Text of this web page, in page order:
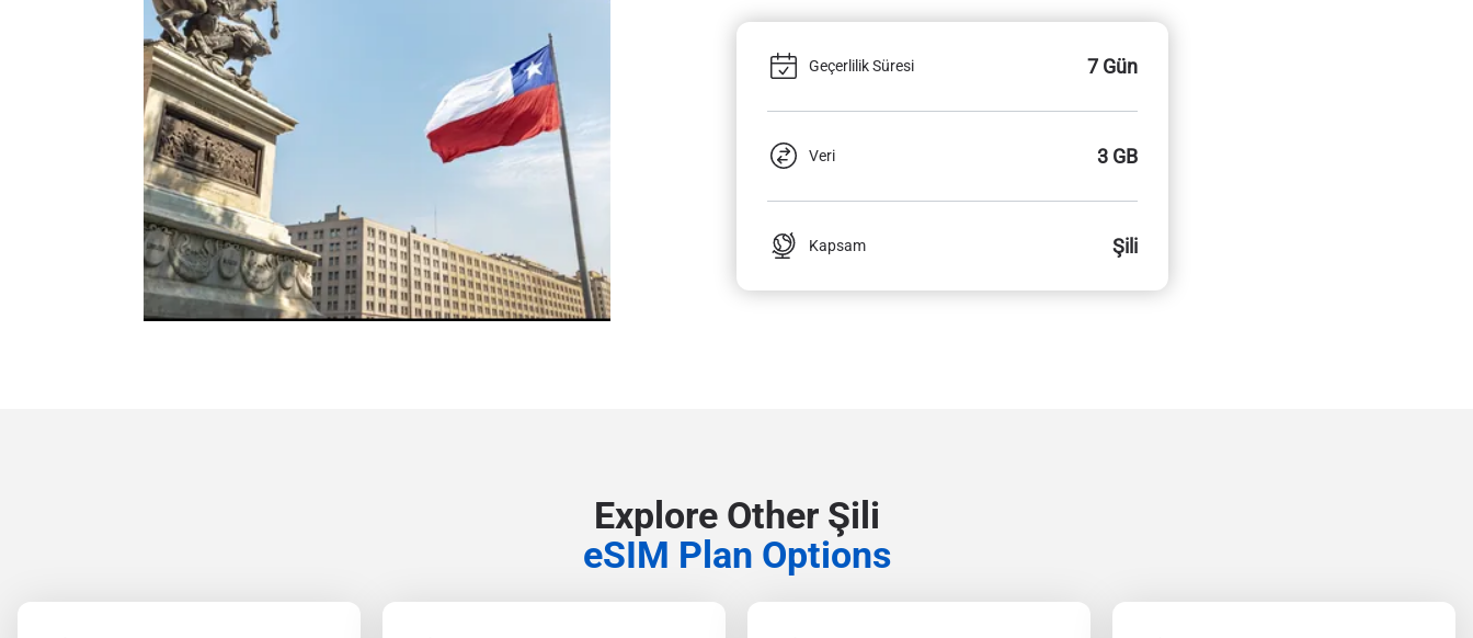
Geçerlilik Süresi 7 Gün
Veri 3 GB
Kapsam Şili
Explore Other Şili
eSIM Plan Options